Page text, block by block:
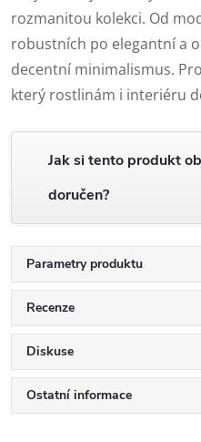
rozmanitou kolekci. Od
robustních po elegantní a
decentní minimalismus.
který rostlinám i interiéru
Jak si tento produkt
doručen?
Parametry produktu
Recenze
Diskuse
Ostatní informace